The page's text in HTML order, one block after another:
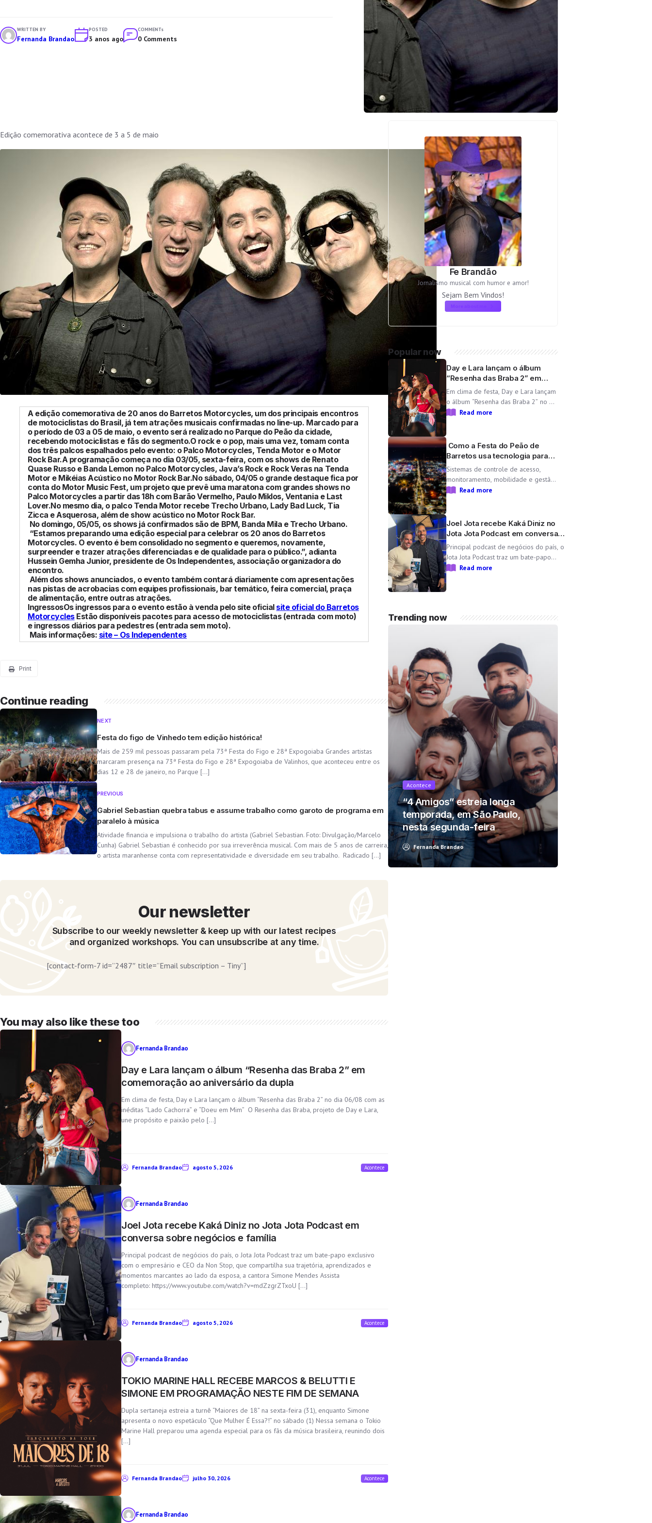
WRITTEN BY
Fernanda Brandao
POSTED
3 anos ago
COMMENTs
0 Comments
Edição comemorativa acontece de 3 a 5 de maio
A edição comemorativa de 20 anos do Barretos Motorcycles, um dos principais encontros
de motociclistas do Brasil, já tem atrações musicais confirmadas no line-up. Marcado para
o período de 03 a 05 de maio, o evento será realizado no Parque do Peão da cidade,
recebendo motociclistas e fãs do segmento.O rock e o pop, mais uma vez, tomam conta
dos três palcos espalhados pelo evento: o Palco Motorcycles, Tenda Motor e o Motor
Rock Bar.A programação começa no dia 03/05, sexta-feira, com os shows de Renato
Quase Russo e Banda Lemon no Palco Motorcycles, Java’s Rock e Rock Veras na Tenda
Motor e Mikéias Acústico no Motor Rock Bar.No sábado, 04/05 o grande destaque fica por
conta do Motor Music Fest, um projeto que prevê uma maratona com grandes shows no
Palco Motorcycles a partir das 18h com Barão Vermelho, Paulo Miklos, Ventania e Last
Lover.No mesmo dia, o palco Tenda Motor recebe Trecho Urbano, Lady Bad Luck, Tia
Zicca e Asquerosa, além de show acústico no Motor Rock Bar.
No domingo, 05/05, os shows já confirmados são de BPM, Banda Mila e Trecho Urbano.
“Estamos preparando uma edição especial para celebrar os 20 anos do Barretos
Motorcycles. O evento é bem consolidado no segmento e queremos, novamente,
surpreender e trazer atrações diferenciadas e de qualidade para o público.”, adianta
Hussein Gemha Junior, presidente de Os Independentes, associação organizadora do
encontro.
Além dos shows anunciados, o evento também contará diariamente com apresentações
nas pistas de acrobacias com equipes profissionais, bar temático, feira comercial, praça
de alimentação, entre outras atrações.
IngressosOs ingressos para o evento estão à venda pelo site oficial site oficial do Barretos
MotorcyclesEstão disponíveis pacotes para acesso de motociclistas (entrada com moto)
e ingressos diários para pedestres (entrada sem moto).
Mais informações: site – Os Independentes
Print
Continue reading
NEXT
Festa do figo de Vinhedo tem edição histórica!
Mais de 259 mil pessoas passaram pela 73ª Festa do Figo e 28ª Expogoiaba Grandes artistas
marcaram presença na 73ª Festa do Figo e 28ª Expogoiaba de Valinhos, que aconteceu entre os
dias 12 e 28 de janeiro, no Parque […]
PREVIOUS
Gabriel Sebastian quebra tabus e assume trabalho como garoto de programa em
paralelo à música
Atividade financia e impulsiona o trabalho do artista (Gabriel Sebastian. Foto: Divulgação/Marcelo
Cunha) Gabriel Sebastian é conhecido por sua irreverência musical. Com mais de 5 anos de carreira,
o artista maranhense conta com representatividade e diversidade em seu trabalho. Radicado […]
Our newsletter
Subscribe to our weekly newsletter & keep up with our latest recipes
and organized workshops. You can unsubscribe at any time.
[contact-form-7 id=”2487″ title=”Email subscription – Tiny”]
You may also like these too
Fernanda Brandao
Day e Lara lançam o álbum “Resenha das Braba 2” em
comemoração ao aniversário da dupla
Em clima de festa, Day e Lara lançam o álbum “Resenha das Braba 2” no dia 06/08 com as
inéditas “Lado Cachorra” e “Doeu em Mim” O Resenha das Braba, projeto de Day e Lara,
une propósito e paixão pelo […]
Fernanda Brandao agosto 5, 2026 Acontece
Fernanda Brandao
Joel Jota recebe Kaká Diniz no Jota Jota Podcast em
conversa sobre negócios e família
Principal podcast de negócios do país, o Jota Jota Podcast traz um bate-papo exclusivo
com o empresário e CEO da Non Stop, que compartilha sua trajetória, aprendizados e
momentos marcantes ao lado da esposa, a cantora Simone Mendes Assista
completo: https://www.youtube.com/watch?v=mdZzgrZTxoU […]
Fernanda Brandao agosto 5, 2026 Acontece
Fernanda Brandao
TOKIO MARINE HALL RECEBE MARCOS & BELUTTI E
SIMONE EM PROGRAMAÇÃO NESTE FIM DE SEMANA
Dupla sertaneja estreia a turnê “Maiores de 18” na sexta-feira (31), enquanto Simone
apresenta o novo espetáculo “Que Mulher É Essa?!” no sábado (1) Nessa semana o Tokio
Marine Hall preparou uma agenda especial para os fãs da música brasileira, reunindo dois
[…]
Fernanda Brandao julho 30, 2026 Acontece
Fernanda Brandao
Fe Brandão
Jornalismo musical com humor e amor!
Sejam Bem Vindos!
More about me
Popular now
Day e Lara lançam o álbum
“Resenha das Braba 2” em
comemoração ao aniversário
da dupla
Em clima de festa, Day e Lara lançam
o álbum “Resenha das Braba 2” no dia
06/08 com as inéditas “Lado
Lara, une propósito e paixão pelo […]
Read more
Como a Festa do Peão de
Barretos usa tecnologia para
operar uma cidade temporária
Sistemas de controle de acesso,
monitoramento, mobilidade e gestão
operacional ajudam a transformar o
edição da Festa do Peão de Barretos
Durante 11 dias, o Parque do Peão
Read more
Joel Jota recebe Kaká Diniz no
Jota Jota Podcast em conversa
sobre negócios e família
Principal podcast de negócios do país, o
Jota Jota Podcast traz um bate-papo
exclusivo com o empresário e CEO da Non
completo: https://www.youtube.com/watch?
Read more
Trending now
Acontece
“4 Amigos” estreia longa
temporada, em São Paulo,
nesta segunda-feira
Fernanda Brandao
It looks like you're using an ad-blocker!
Yes, I will turn off Ad-Blocker No Thanks